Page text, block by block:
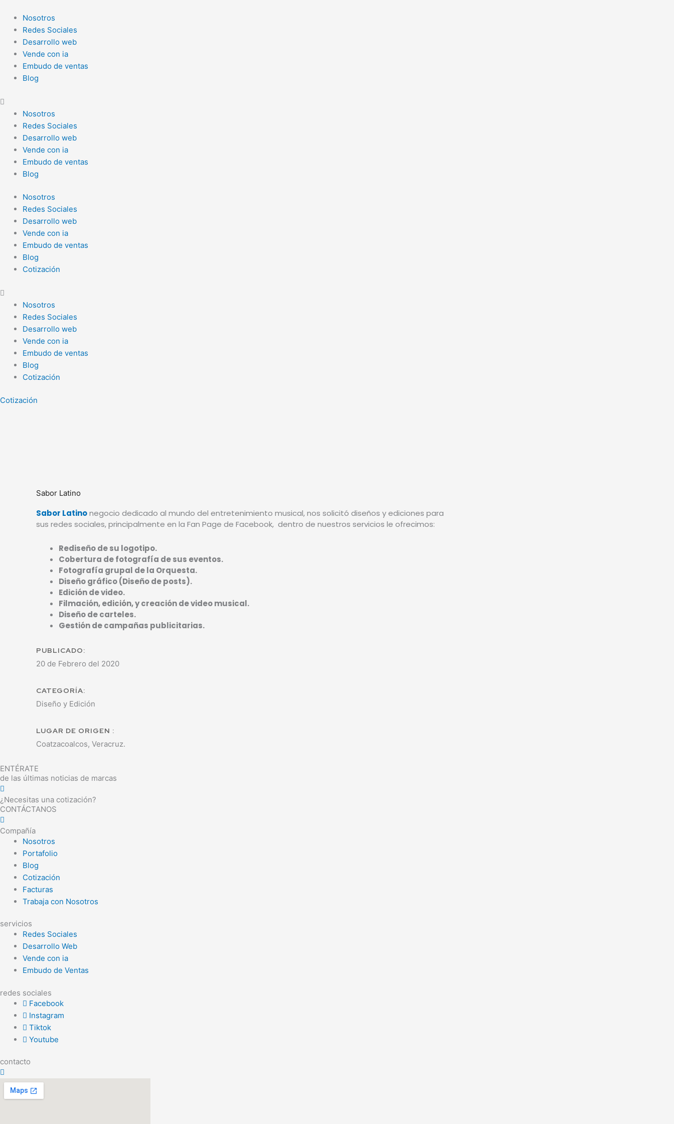
contenido
Nosotros
Redes Sociales
Desarrollo web
Vende con ia
Embudo de ventas
Blog
Nosotros
Redes Sociales
Desarrollo web
Vende con ia
Embudo de ventas
Blog
Nosotros
Redes Sociales
Desarrollo web
Vende con ia
Embudo de ventas
Blog
Cotización
Nosotros
Redes Sociales
Desarrollo web
Vende con ia
Embudo de ventas
Blog
Cotización
Cotización
Sabor Latino
Sabor Latinonegocio dedicado al mundo del entretenimiento musical, nos solicitó diseños y ediciones para
sus redes sociales, principalmente en la Fan Page de Facebook, dentro de nuestros servicios le ofrecimos:
Rediseño de su logotipo.
Cobertura de fotografía de sus eventos.
Fotografía grupal de la Orquesta.
Diseño gráfico (Diseño de posts).
Edición de video.
Filmación, edición, y creación de video musical.
Diseño de carteles.
Gestión de campañas publicitarias.
PUBLICADO:
20 de Febrero del 2020
CATEGORÍA:
Diseño y Edición
LUGAR DE ORIGEN :
Coatzacoalcos, Veracruz.
ENTÉRATE
de las últimas noticias de marcas
¿Necesitas una cotización?
CONTÁCTANOS
Compañía
Nosotros
Portafolio
Blog
Cotización
Facturas
Trabaja con Nosotros
servicios
Redes Sociales
Desarrollo Web
Vende con ia
Embudo de Ventas
redes sociales
Facebook
Instagram
Tiktok
Youtube
contacto